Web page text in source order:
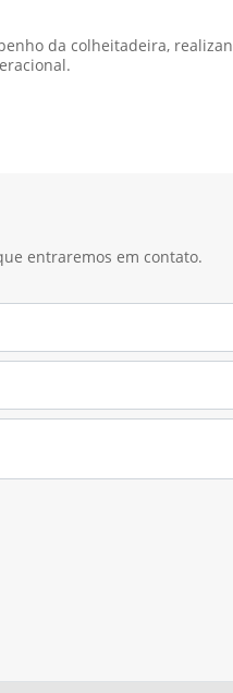
da colheitadeira,
entraremos em contato.